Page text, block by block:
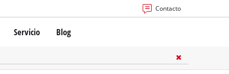
Contacto
Servicio Blog